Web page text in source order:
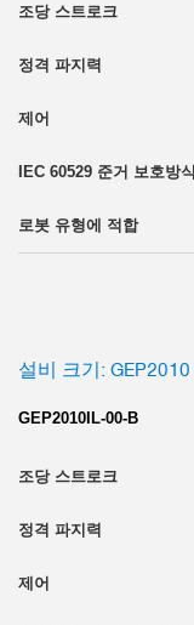
설비 크기: GEP2010
GEP2010IL-00-B